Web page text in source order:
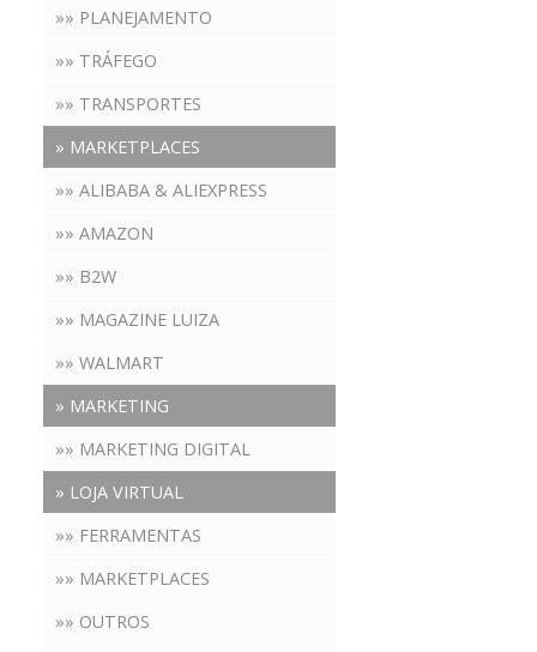
»» PLANEJAMENTO
»» TRÁFEGO
»» TRANSPORTES
» MARKETPLACES
»» ALIBABA & ALIEXPRESS
»» AMAZON
»» B2W
»» MAGAZINE LUIZA
»» WALMART
» MARKETING
»» MARKETING DIGITAL
» LOJA VIRTUAL
»» FERRAMENTAS
»» MARKETPLACES
»» OUTROS